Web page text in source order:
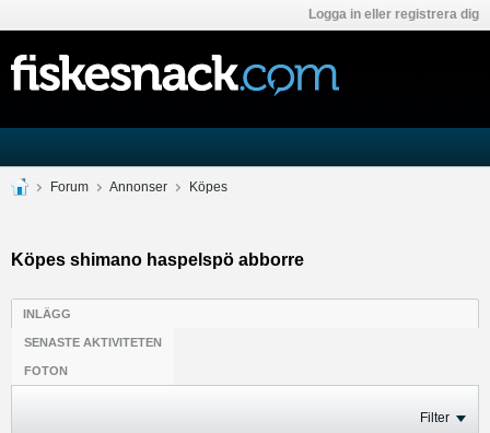
Logga in eller registrera dig
Forum Annonser Köpes
Köpes shimano haspelspö abborre
INLÄGG
SENASTE AKTIVITETEN
FOTON
Filter